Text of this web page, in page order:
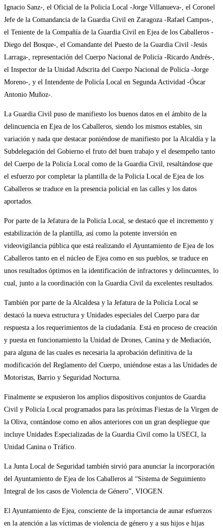
Ignacio Sanz-, el Oficial de la Policía Local -Jorge Villanueva-, el Coronel
Jefe de la Comandancia de la Guardia Civil en Zaragoza -Rafael Campos-,
el Teniente de la Compañía de la Guardia Civil en Ejea de los Caballeros -
Diego del Bosque-, el Comandante del Puesto de la Guardia Civil -Jesús
Larraga-, representación del Cuerpo Nacional de Policía -Ricardo Andrés-,
el Inspector de la Unidad Adscrita del Cuerpo Nacional de Policía -Jorge
Moreno-, y el Intendente de Policía Local en Segunda Actividad -Óscar
Antonio Muñoz-.
La Guardia Civil puso de manifiesto los buenos datos en el ámbito de la
delincuencia en Ejea de los Caballeros, siendo los mismos estables, sin
variación y nada que destacar poniéndose de manifiesto por la Alcaldía y la
Subdelegación del Gobierno el fruto del buen trabajo y el desempeño tanto
del Cuerpo de la Policía Local como de la Guardia Civil, resaltándose que
el esfuerzo por completar la plantilla de la Policía Local de Ejea de los
Caballeros se traduce en la presencia policial en las calles y los datos
aportados.
Por parte de la Jefatura de la Policía Local, se destacó que el incremento y
estabilización de la plantilla, así como la potente inversión en
videovigilancia pública que está realizando el Ayuntamiento de Ejea de los
Caballeros tanto en el núcleo de Ejea como en sus pueblos, se traduce en
unos resultados óptimos en la identificación de infractores y delincuentes, lo
cual, junto a la coordinación con la Guardia Civil da excelentes resultados.
También por parte de la Alcaldesa y la Jefatura de la Policía Local se
destacó la nueva estructura y Unidades especiales del Cuerpo para dar
respuesta a los requerimientos de la ciudadanía. Está en proceso de creación
y puesta en funcionamiento la Unidad de Drones, Canina y de Mediación,
para alguna de las cuales es necesaria la aprobación definitiva de la
modificación del Reglamento del Cuerpo, uniéndose estas a las Unidades de
Motoristas, Barrio y Seguridad Nocturna.
Finalmente se expusieron los amplios dispositivos conjuntos de Guardia
Civil y Policía Local programados para las próximas Fiestas de la Virgen de
la Oliva, contándose como en años anteriores con un gran despliegue que
incluye Unidades Especializadas de la Guardia Civil como la USECI, la
Unidad Canina o Tráfico.
La Junta Local de Seguridad también sirvió para anunciar la incorporación
del Ayuntamiento de Ejea de los Caballeros al “Sistema de Seguimiento
Integral de los casos de Violencia de Género”, VIOGEN.
El Ayuntamiento de Ejea, consciente de la importancia de aunar esfuerzos
en la atención a las víctimas de violencia de género y a sus hijos e hijas